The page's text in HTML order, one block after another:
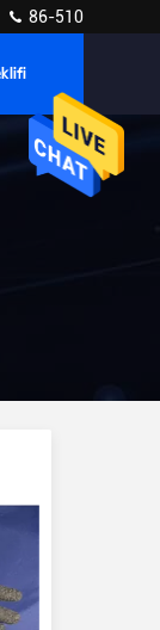
86-510